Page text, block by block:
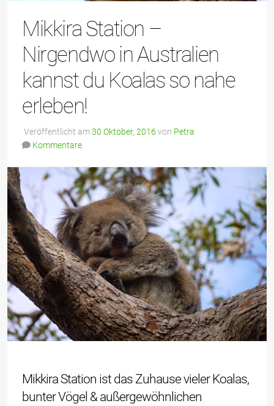
Mikkira Station –
Nirgendwo in Australien
kannst du Koalas so nahe
erleben!
Veröffentlicht am30 Oktober, 2016 von Petra
Kommentare
Mikkira Station ist das Zuhause vieler Koalas,
bunter Vögel & außergewöhnlichen